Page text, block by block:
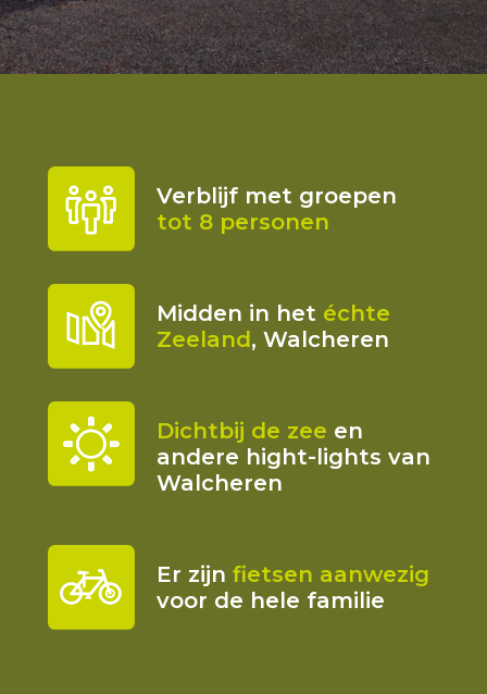
Verblijf met groepen
tot 8 personen
Midden in het échte
Zeeland, Walcheren
Dichtbij de zee en
andere hight-lights van
Walcheren
Er zijn fietsen aanwezig
voor de hele familie